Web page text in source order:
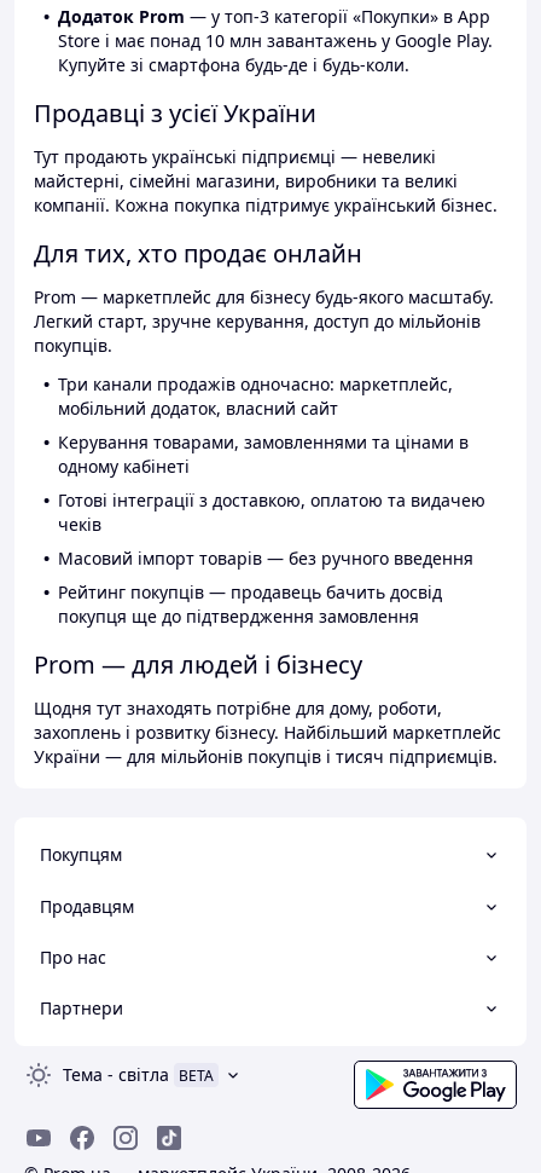
Додаток Prom — у топ-3 категорії «Покупки» в App
Store і має понад 10 млн завантажень у Google Play.
Купуйте зі смартфона будь-де і будь-коли.
Продавці з усієї України
Тут продають українські підприємці — невеликі
майстерні, сімейні магазини, виробники та великі
компанії. Кожна покупка підтримує український бізнес.
Для тих, хто продає онлайн
Prom — маркетплейс для бізнесу будь-якого масштабу.
Легкий старт, зручне керування, доступ до мільйонів
покупців.
Три канали продажів одночасно: маркетплейс,
мобільний додаток, власний сайт
Керування товарами, замовленнями та цінами в
одному кабінеті
Готові інтеграції з доставкою, оплатою та видачею
чеків
Масовий імпорт товарів — без ручного введення
Рейтинг покупців — продавець бачить досвід
покупця ще до підтвердження замовлення
Prom — для людей і бізнесу
Щодня тут знаходять потрібне для дому, роботи,
захоплень і розвитку бізнесу. Найбільший маркетплейс
України — для мільйонів покупців і тисяч підприємців.
Покупцям
Продавцям
Про нас
Партнери
Тема - світла BETA